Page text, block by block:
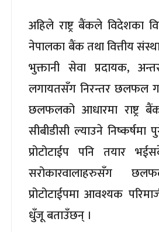
अहिले राष्ट्र बैंकले विदेशका
नेपालका बैंक तथा वित्तीय संस्था,
भुक्तानी सेवा प्रदायक,
लगायतसँग निरन्तर छलफल
छलफलको आधारमा राष्ट्र
सीबीडीसी ल्याउने
प्रोटोटाईप पनि तयार
सरोकारवालाहरुसँग
प्रोटोटाईपमा आवश्यक
धुँजू बताउँछन् ।